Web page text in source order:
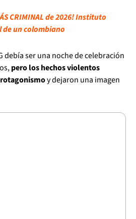
CRIMINAL de 2026! Instituto
de un colombiano
debía ser una noche de celebración
pero los hechos violentos
y dejaron una imagen